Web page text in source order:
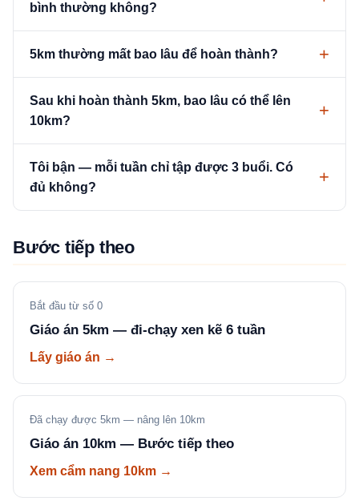
bình thường không?
5km thường mất bao lâu để hoàn thành?
Sau khi hoàn thành 5km, bao lâu có thể lên
10km?
Tôi bận — mỗi tuần chỉ tập được 3 buổi. Có
đủ không?
Bước tiếp theo
Bắt đầu từ số 0
Giáo án 5km — đi-chạy xen kẽ 6 tuần
Lấy giáo án →
Đã chạy được 5km — nâng lên 10km
Giáo án 10km — Bước tiếp theo
Xem cẩm nang 10km →